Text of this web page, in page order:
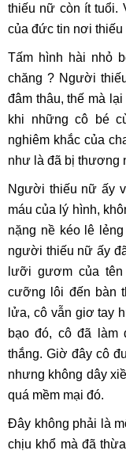
thiếu nữ còn ít tuổi.
của đức tin nơi thiếu
Tấm hình hài nhỏ
chăng ? Người
đâm thâu, thế mà
khi những cô bé
nghiêm khắc của
như là đã bị thương
Người thiếu nữ ấy
máu của lý hình,
nặng nề kéo lê
người thiếu nữ ấy
lưỡi gươm của
cưỡng lôi đến bàn
lửa, cô vẫn giơ tay
bạo đó, cô đã làm
thắng. Giờ đây cô
nhưng không dây
quá mềm mại đó.
Đây không phải là
chịu khổ mà đã